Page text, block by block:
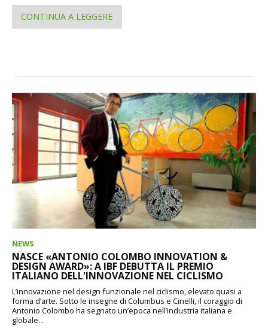
CONTINUA A LEGGERE
NEWS
NASCE «ANTONIO COLOMBO INNOVATION &
DESIGN AWARD»: A IBF DEBUTTA IL PREMIO
ITALIANO DELL'INNOVAZIONE NEL CICLISMO
L’innovazione nel design funzionale nel ciclismo, elevato quasi a
forma d’arte. Sotto le insegne di Columbus e Cinelli, il coraggio di
Antonio Colombo ha segnato un’epoca nell’industria italiana e
globale...